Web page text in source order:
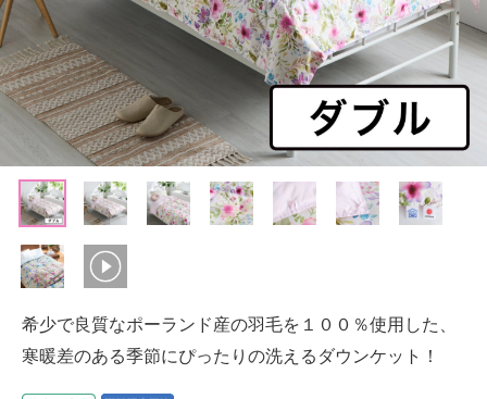
希少で良質なポーランド産の羽毛を１００％使用した、
寒暖差のある季節にぴったりの洗えるダウンケット！